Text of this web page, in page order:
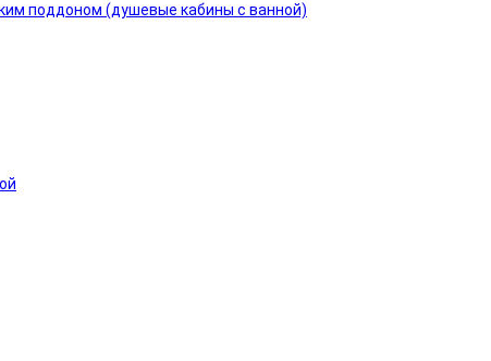
поддоном (душевые кабины с ванной)